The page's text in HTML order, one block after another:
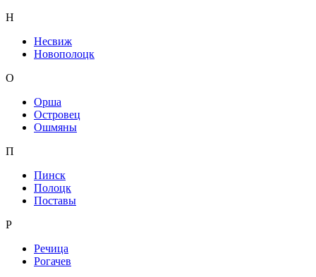
Н
Несвиж
Новополоцк
О
Орша
Островец
Ошмяны
П
Пинск
Полоцк
Поставы
Р
Речица
Рогачев